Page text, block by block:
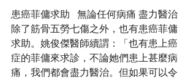
患癌菲傭求助   無論任何病痛 盡力醫治
除了筋骨五勞七傷之外，也有患癌菲傭
求助。姚俊傑醫師續謂：「也有患上癌
症的菲傭來求診，不論她們患上甚麼病
痛，我們都會盡力醫治。但如果可以令